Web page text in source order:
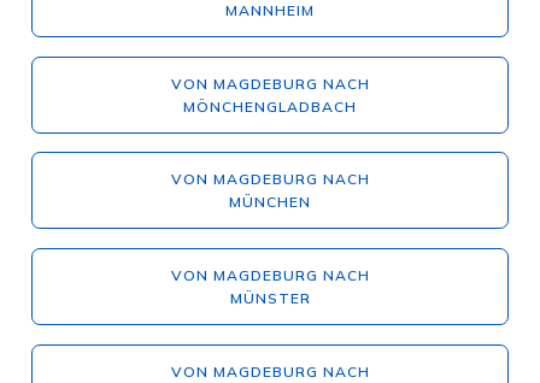
MANNHEIM
VON MAGDEBURG NACH
MÖNCHENGLADBACH
VON MAGDEBURG NACH
MÜNCHEN
VON MAGDEBURG NACH
MÜNSTER
VON MAGDEBURG NACH